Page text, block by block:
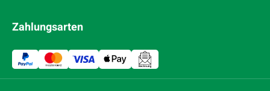
Zahlungsarten